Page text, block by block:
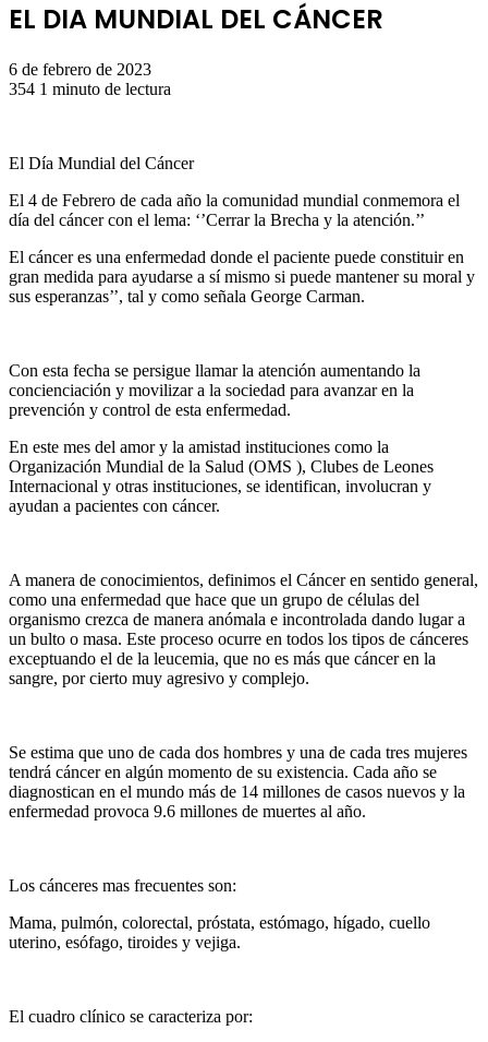
EL DIA MUNDIAL DEL CÁNCER
6 de febrero de 2023
354 1 minuto de lectura
El Día Mundial del Cáncer
El 4 de Febrero de cada año la comunidad mundial conmemora el
día del cáncer con el lema: ‘’Cerrar la Brecha y la atención.’’
El cáncer es una enfermedad donde el paciente puede constituir en
gran medida para ayudarse a sí mismo si puede mantener su moral y
sus esperanzas’’, tal y como señala George Carman.
Con esta fecha se persigue llamar la atención aumentando la
concienciación y movilizar a la sociedad para avanzar en la
prevención y control de esta enfermedad.
En este mes del amor y la amistad instituciones como la
Organización Mundial de la Salud (OMS ), Clubes de Leones
Internacional y otras instituciones, se identifican, involucran y
ayudan a pacientes con cáncer.
A manera de conocimientos, definimos el Cáncer en sentido general,
como una enfermedad que hace que un grupo de células del
organismo crezca de manera anómala e incontrolada dando lugar a
un bulto o masa. Este proceso ocurre en todos los tipos de cánceres
exceptuando el de la leucemia, que no es más que cáncer en la
sangre, por cierto muy agresivo y complejo.
Se estima que uno de cada dos hombres y una de cada tres mujeres
tendrá cáncer en algún momento de su existencia. Cada año se
diagnostican en el mundo más de 14 millones de casos nuevos y la
enfermedad provoca 9.6 millones de muertes al año.
Los cánceres mas frecuentes son:
Mama, pulmón, colorectal, próstata, estómago, hígado, cuello
uterino, esófago, tiroides y vejiga.
El cuadro clínico se caracteriza por: